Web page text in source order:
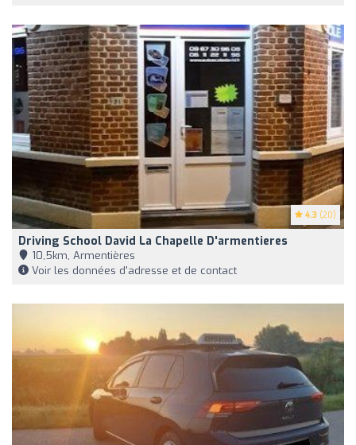
4.3 (20)
Driving School David La Chapelle D'armentieres
10,5km, Armentières
Voir les données d'adresse et de contact